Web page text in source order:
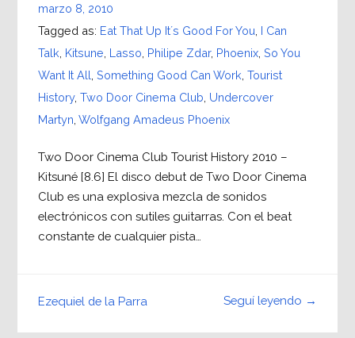
marzo 8, 2010
Tagged as: Eat That Up It´s Good For You I Can
Talk Kitsune Lasso Philipe Zdar, Phoenix, So You
Want It All Something Good Can Work Tourist
History, Two Door Cinema Club Undercover
Martyn Wolfgang Amadeus Phoenix
Two Door Cinema Club Tourist History 2010 –
Kitsuné [8.6] El disco debut de Two Door Cinema
Club es una explosiva mezcla de sonidos
electrónicos con sutiles guitarras. Con el beat
constante de cualquier pista…
Seguí leyendo →
Ezequiel de la Parra